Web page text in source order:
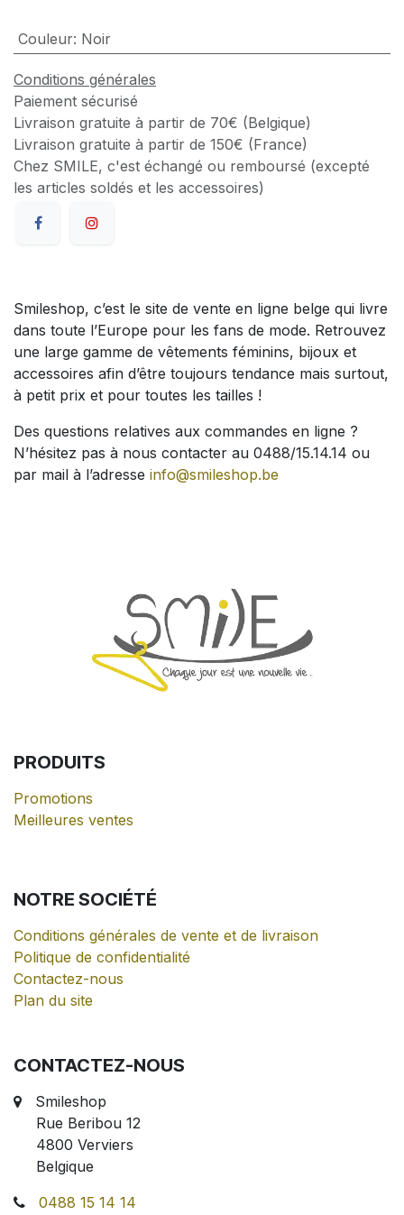
Couleur: Noir
Conditions générales
Paiement sécurisé
Livraison gratuite à partir de 70€ (Belgique)
Livraison gratuite à partir de 150€ (France)
Chez SMILE, c'est échangé ou remboursé (excepté
les articles soldés et les accessoires)
Smileshop, c’est le site de vente en ligne belge qui livre
dans toute l’Europe pour les fans de mode. Retrouvez
une large gamme de vêtements féminins, bijoux et
accessoires afin d’être toujours tendance mais surtout,
à petit prix et pour toutes les tailles !
Des questions relatives aux commandes en ligne ?
N’hésitez pas à nous contacter au 0488/15.14.14 ou
par mail à l’adresse info@smileshop.be
PRODUITS
Promotions
Meilleures ventes
NOTRE SOCIÉTÉ
Conditions générales de vente et de livraison
Politique de confidentialité
Contactez-nous
Plan du site
CONTACTEZ-NOUS
Smileshop
Rue Beribou 12
4800 Verviers
Belgique
0488 15 14 14